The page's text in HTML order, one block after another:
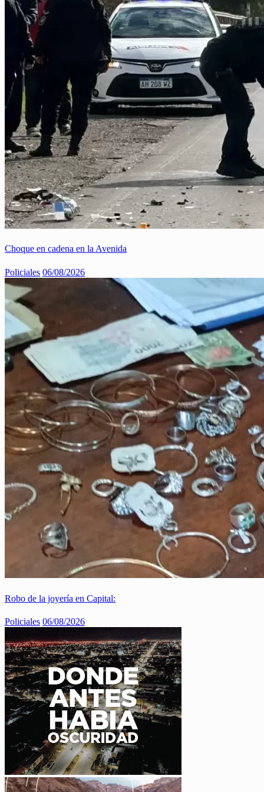
Choque en cadena en la Avenida
Policiales 06/08/2026
Robo de la joyería en Capital:
Policiales 06/08/2026